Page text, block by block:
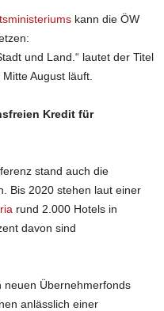
kann die ÖW
und Land.“ lautet der Titel
August läuft.
Kredit für
stand auch die
Bis 2020 stehen laut einer
rund 2.000 Hotels in
davon sind
neuen Übernehmerfonds
anlässlich einer